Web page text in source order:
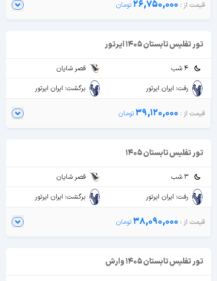
26,750,000
تور تفلیس تابستان 1405 ایرتور
4 شب
قصر شایان
رفت: ایران ایرتور
برگشت: ایران ایرتور
39,120,000
تور تفلیس تابستان 1405
3 شب
قصر شایان
رفت: ایران ایرتور
برگشت: ایران ایرتور
38,090,000
تور تفلیس تابستان 1405 وارش